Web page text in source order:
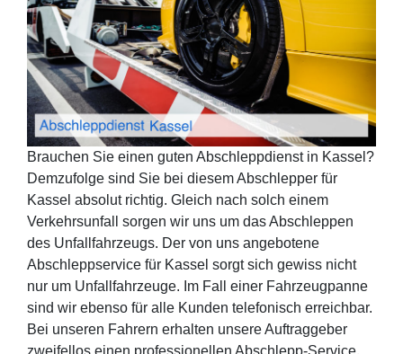
Brauchen Sie einen guten Abschleppdienst in Kassel?
Demzufolge sind Sie bei diesem Abschlepper für
Kassel absolut richtig. Gleich nach solch einem
Verkehrsunfall sorgen wir uns um das Abschleppen
des Unfallfahrzeugs. Der von uns angebotene
Abschleppservice für Kassel sorgt sich gewiss nicht
nur um Unfallfahrzeuge. Im Fall einer Fahrzeugpanne
sind wir ebenso für alle Kunden telefonisch erreichbar.
Bei unseren Fahrern erhalten unsere Auftraggeber
zweifellos einen professionellen Abschlepp-Service.